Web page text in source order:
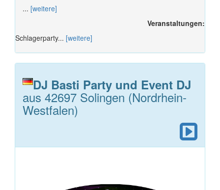
... [weitere]
Veranstaltungen:
Schlagerparty... [weitere]
DJ Basti Party und Event DJ
aus 42697 Solingen (Nordrhein-
Westfalen)